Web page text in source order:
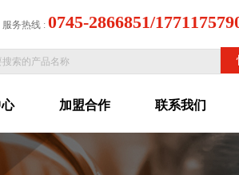
服务热线 : 0745-2866851/
加盟合作 联系我们